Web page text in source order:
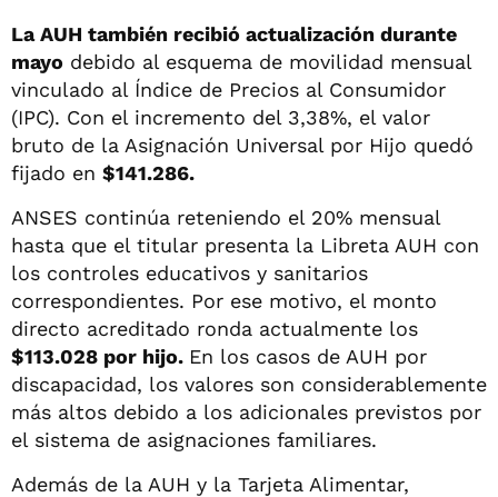
La AUH también recibió actualización durante
mayo debido al esquema de movilidad mensual
vinculado al Índice de Precios al Consumidor
(IPC). Con el incremento del 3,38%, el valor
bruto de la Asignación Universal por Hijo quedó
fijado en $141.286.
ANSES continúa reteniendo el 20% mensual
hasta que el titular presenta la Libreta AUH con
los controles educativos y sanitarios
correspondientes. Por ese motivo, el monto
directo acreditado ronda actualmente los
$113.028 por hijo. En los casos de AUH por
discapacidad, los valores son considerablemente
más altos debido a los adicionales previstos por
el sistema de asignaciones familiares.
Además de la AUH y la Tarjeta Alimentar,